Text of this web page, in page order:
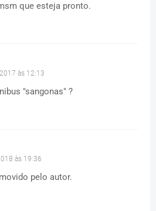
que esteja pronto.
às 12:13
"sangonas" ?
às 19:36
pelo autor.